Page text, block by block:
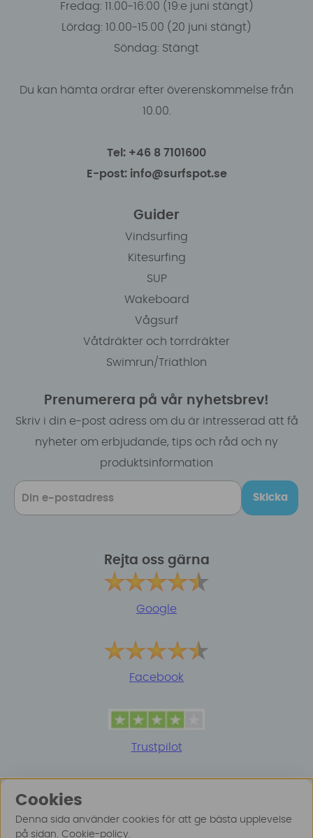
Fredag: 11.00-16:00 (19:e juni stängt)
Lördag: 10.00-15.00 (20 juni stängt)
Söndag: Stängt
Du kan hämta ordrar efter överenskommelse från
10.00.
Tel: +46 8 7101600
E-post: info@surfspot.se
Guider
Vindsurfing
Kitesurfing
SUP
Wakeboard
Vågsurf
Våtdräkter och torrdräkter
Swimrun/Triathlon
Prenumerera på vår nyhetsbrev!
Skriv i din e-post adress om du är intresserad att få
nyheter om erbjudande, tips och råd och ny
produktsinformation
Skicka
Rejta oss gärna
Google
Facebook
Trustpilot
Cookies
Denna sida använder cookies för att ge bästa upplevelse
på sidan. Cookie-policy.